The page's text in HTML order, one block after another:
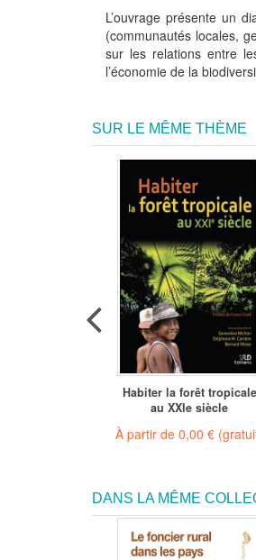
L’ouvrage présente un
(communautés locales,
sur les relations entre
l’économie de la
SUR LE MÊME THÈME
Habiter la forêt tropicale
au XXIe siècle
À partir de 0,00 €
DANS LA MÊME